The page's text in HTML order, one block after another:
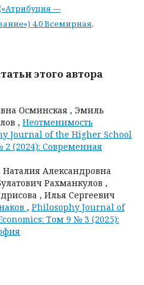
—
4.0 Всемирная.
этого автора
Осминская , Эмиль
, Неотменимость
Journal of the Higher School
2 (2024): Современная
Александровна
Рахманкулов ,
, Илья Сергеевич
, Philosophy Journal of
Том 9 № 3 (2025):